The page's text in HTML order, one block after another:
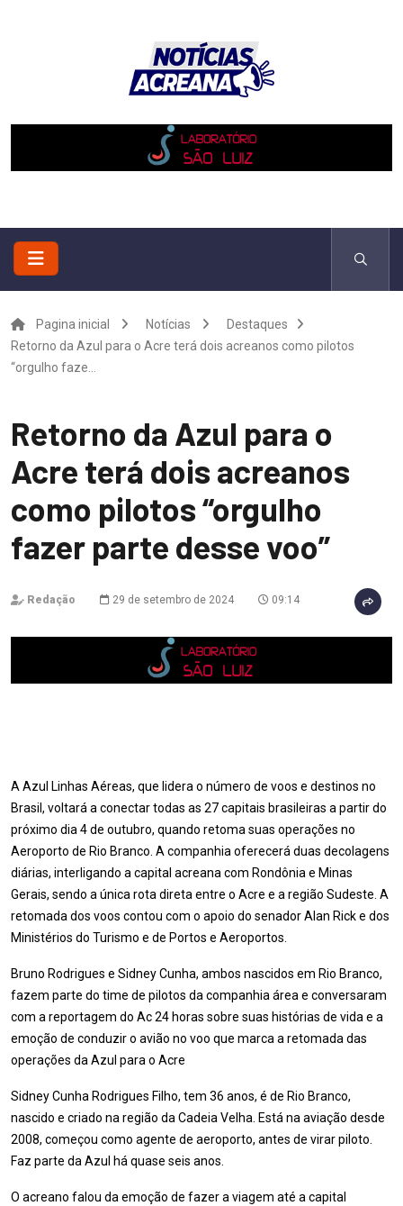
Pagina inicial Notícias
Destaques
Retorno da Azul para o Acre terá dois acreanos como pilotos
“orgulho faze...
Retorno da Azul para o
Acre terá dois acreanos
como pilotos “orgulho
fazer parte desse voo”
Redação 29 de setembro de 2024 09:14
A Azul Linhas Aéreas, que lidera o número de voos e destinos no
Brasil, voltará a conectar todas as 27 capitais brasileiras a partir do
próximo dia 4 de outubro, quando retoma suas operações no
Aeroporto de Rio Branco. A companhia oferecerá duas decolagens
diárias, interligando a capital acreana com Rondônia e Minas
Gerais, sendo a única rota direta entre o Acre e a região Sudeste. A
retomada dos voos contou com o apoio do senador Alan Rick e dos
Ministérios do Turismo e de Portos e Aeroportos.
Bruno Rodrigues e Sidney Cunha, ambos nascidos em Rio Branco,
fazem parte do time de pilotos da companhia área e conversaram
com a reportagem do Ac 24 horas sobre suas histórias de vida e a
emoção de conduzir o avião no voo que marca a retomada das
operações da Azul para o Acre
Sidney Cunha Rodrigues Filho, tem 36 anos, é de Rio Branco,
nascido e criado na região da Cadeia Velha. Está na aviação desde
2008, começou como agente de aeroporto, antes de virar piloto.
Faz parte da Azul há quase seis anos.
O acreano falou da emoção de fazer a viagem até a capital